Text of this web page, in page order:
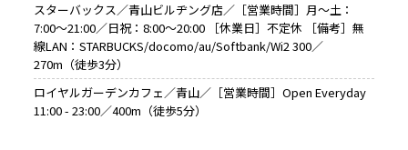
スターバックス／青山ビルヂング店／［営業時間］月～土：
7:00～21:00／日祝：8:00～20:00 ［休業日］不定休 ［備考］無
線LAN：STARBUCKS/docomo/au/Softbank/Wi2 300／
270m（徒歩3分）
ロイヤルガーデンカフェ／青山／［営業時間］Open Everyday
11:00 - 23:00／400m（徒歩5分）